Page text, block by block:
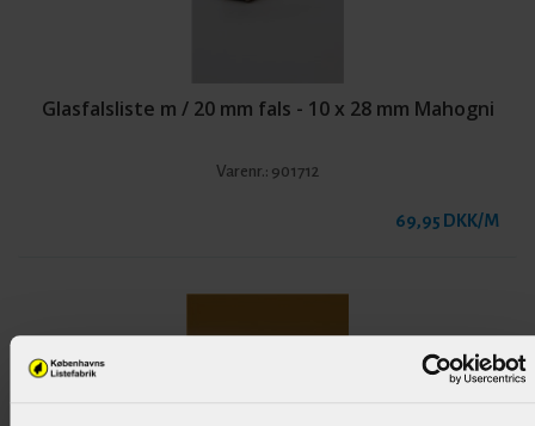
Glasfalsliste m / 20 mm fals - 10 x 28 mm Mahogni
Varenr.: 901712
69,95 DKK/M